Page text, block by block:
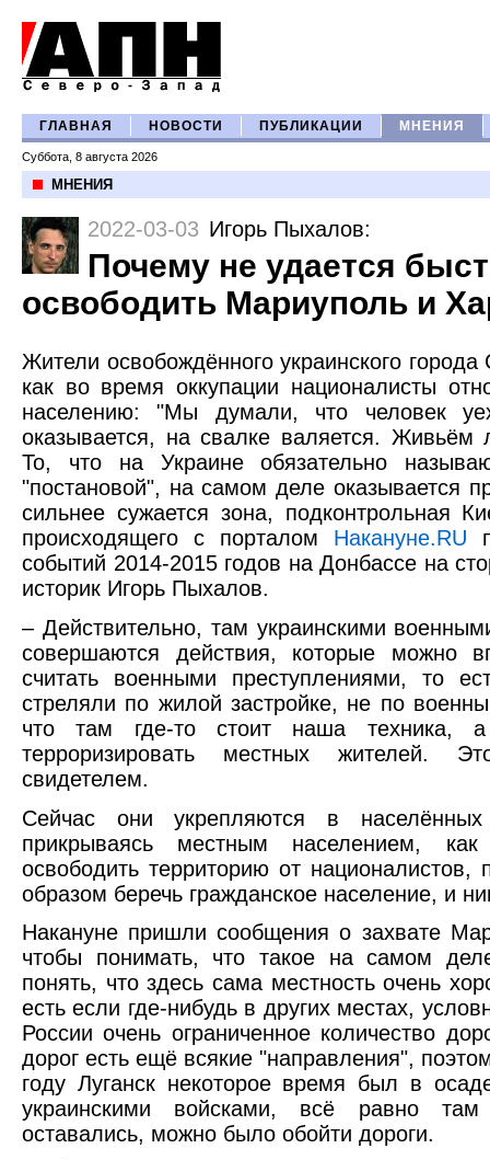
ГЛАВНАЯ НОВОСТИ ПУБЛИКАЦИИ МНЕНИЯ
Суббота, 8 августа 2026
МНЕНИЯ
2022-03-03 Игорь Пыхалов:
Почему не удается
освободить Мариуполь и
Жители освобождённого украинского города
как во время оккупации националисты
населению: "Мы думали, что человек
оказывается, на свалке валяется. Живьём
То, что на Украине обязательно
"постановой", на самом деле оказывается
сильнее сужается зона, подконтрольная
происходящего с порталом Накануне.RU
событий 2014-2015 годов на Донбассе на
историк Игорь Пыхалов.
– Действительно, там украинскими
совершаются действия, которые можно
считать военными преступлениями, то
стреляли по жилой застройке, не по
что там где-то стоит наша техника,
терроризировать местных
свидетелем.
Сейчас они укрепляются в населённых
прикрываясь местным населением,
освободить территорию от националистов,
образом беречь гражданское население, и
Накануне пришли сообщения о захвате
чтобы понимать, что такое на самом
понять, что здесь сама местность очень
есть если где-нибудь в других местах,
России очень ограниченное количество
дорог есть ещё всякие "направления",
году Луганск некоторое время был в
украинскими войсками, всё равно
оставались, можно было обойти дороги.